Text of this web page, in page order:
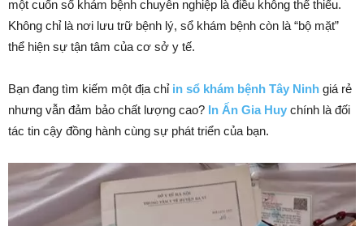
một cuốn sổ khám bệnh chuyên nghiệp là điều không thể thiếu.
Không chỉ là nơi lưu trữ bệnh lý, sổ khám bệnh còn là “bộ mặt”
thể hiện sự tận tâm của cơ sở y tế.
Bạn đang tìm kiếm một địa chỉ in sổ khám bệnh Tây Ninh giá rẻ
nhưng vẫn đảm bảo chất lượng cao? In Ấn Gia Huy chính là đối
tác tin cậy đồng hành cùng sự phát triển của bạn.